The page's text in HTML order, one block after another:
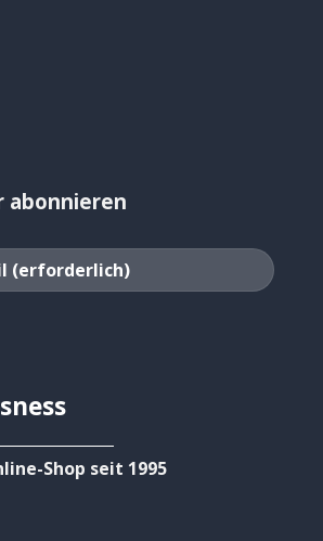
Shop seit 1995